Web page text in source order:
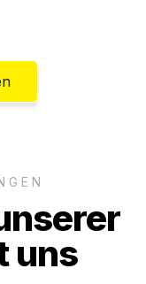
uns